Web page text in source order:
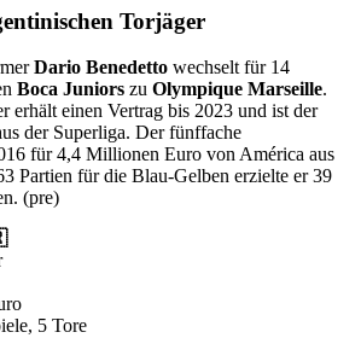
Torjäger
Dario Benedetto wechselt für 14
Boca Juniors zu Olympique Marseille.
erhält einen Vertrag bis 2023 und ist der
der Superliga. Der fünffache
für 4,4 Millionen Euro von América aus
Partien für die Blau-Gelben erzielte er 39
(pre)
5 Tore